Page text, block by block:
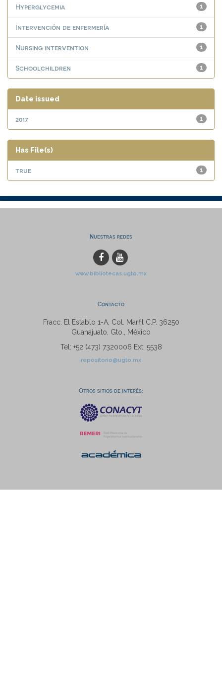
1
Hyperglycemia
1
Intervención de enfermería
1
Nursing intervention
1
Schoolchildren
Date issued
1
2017
Has File(s)
1
true
Nuestras redes
www.bibliotecas.ugto.mx
Contacto
Fracc. El Establo 1-A, Col. Marfil C.P. 36250
Guanajuato, Gto., México
Tel: +52 (473) 7320006 Ext. 5538
repositorio@ugto.mx
Otros sitios de interés: